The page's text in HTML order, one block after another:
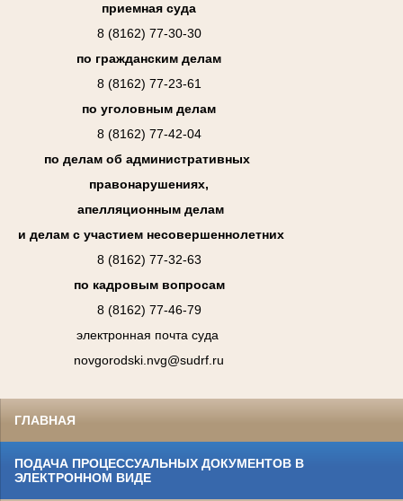
приемная суда
8 (8162) 77-30-30
по гражданским делам
8 (8162) 77-23-61
по уголовным делам
8 (8162) 77-42-04
по делам об административных
правонарушениях,
апелляционным делам
и делам с участием несовершеннолетних
8 (8162) 77-32-63
по кадровым вопросам
8 (8162) 77-46-79
электронная почта суда
novgorodski.nvg@sudrf.ru
ГЛАВНАЯ
ПОДАЧА ПРОЦЕССУАЛЬНЫХ ДОКУМЕНТОВ В
ЭЛЕКТРОННОМ ВИДЕ